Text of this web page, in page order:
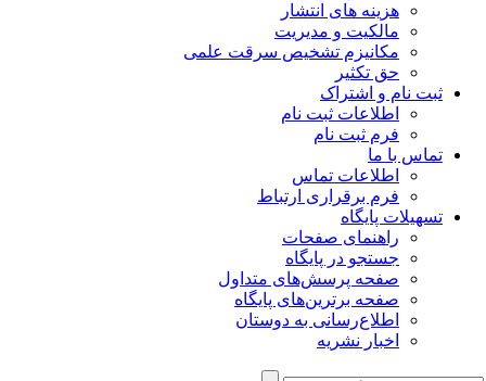
هزینه های انتشار
مالکیت و مدیریت
ﻣﮑﺎﻧﯿﺰم ﺗﺸﺨﯿﺺ ﺳﺮﻗﺖ ﻋﻠﻤﯽ
حق تکثیر
نام و اشتراک
اطلاعات ثبت نام
فرم ثبت نام
با ما
اطلاعات تماس
فرم برقراری ارتباط
پایگاه
راهنمای صفحات
جستجو در پایگاه
صفحه پرسش‌های متداول
صفحه برترین‌های پایگاه
اطلاع‌رسانی به دوستان
اخبار نشریه